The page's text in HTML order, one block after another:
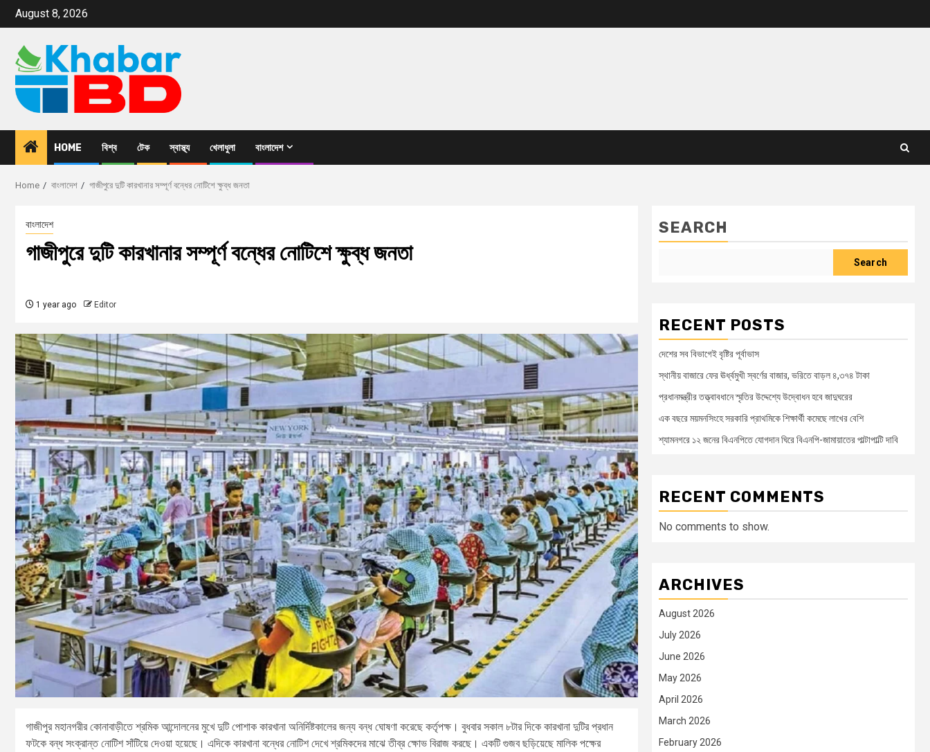
August 8, 2026
HOME বিশ্ব টেক স্বাস্থ্য খেলাধুলা বাংলাদেশ
Home বাংলাদেশ গাজীপুরে দুটি কারখানার সম্পূর্ণ বন্ধের নোটিশে ক্ষুব্ধ জনতা
বাংলাদেশ
গাজীপুরে দুটি কারখানার সম্পূর্ণ বন্ধের নোটিশে ক্ষুব্ধ জনতা
1 year ago Editor
গাজীপুর মহানগরীর কোনাবাড়ীতে শ্রমিক আন্দোলনের মুখে দুটি পোশাক কারখানা অনির্দিষ্টকালের জন্য বন্ধ ঘোষণা করেছে কর্তৃপক্ষ। বুধবার সকাল ৮টার দিকে কারখানা দুটির প্রধান
ফটকে বন্ধ সংক্রান্ত নোটিশ সাঁটিয়ে দেওয়া হয়েছে। এদিকে কারখানা বন্ধের নোটিশ দেখে শ্রমিকদের মাঝে তীব্র ক্ষোভ বিরাজ করছে। একটি গুজব ছড়িয়েছে মালিক পক্ষের
SEARCH
Search
RECENT POSTS
দেশের সব বিভাগেই বৃষ্টির পূর্বাভাস
স্থানীয় বাজারে ফের ঊর্ধ্বমুখী স্বর্ণের বাজার, ভরিতে বাড়ল ৪,৩৭৪ টাকা
প্রধানমন্ত্রীর তত্ত্বাবধানে স্মৃতির উদ্দেশ্যে উদ্বোধন হবে জাদুঘরের
এক বছরে ময়মনসিংহে সরকারি প্রাথমিকে শিক্ষার্থী কমেছে লাখের বেশি
শ্যামনগরে ১২ জনের বিএনপিতে যোগদান ঘিরে বিএনপি-জামায়াতের পাল্টাপাল্টি দাবি
RECENT COMMENTS
No comments to show.
ARCHIVES
August 2026
July 2026
June 2026
May 2026
April 2026
March 2026
February 2026